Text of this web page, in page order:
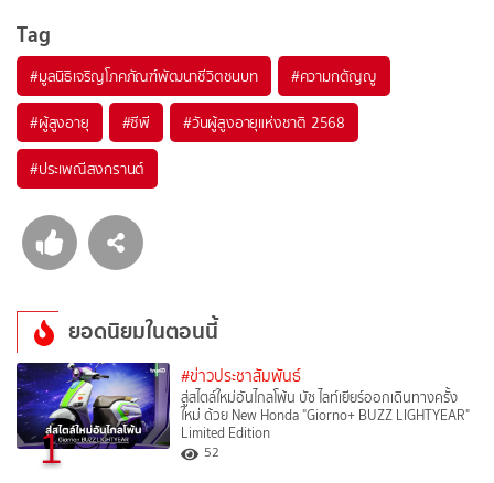
Tag
#มูลนิธิเจริญโภคภัณฑ์พัฒนาชีวิตชนบท #ความกตัญญู
#ผู้สูงอายุ #ซีพี #วันผู้สูงอายุแห่งชาติ 2568
#ประเพณีสงกรานต์
ยอดนิยมในตอนนี้
1
#ข่าวประชาสัมพันธ์
สู่สไตล์ใหม่อันไกลโพ้น บัซ ไลท์เยียร์ออกเดินทางครั้ง
ใหม่ ด้วย New Honda "Giorno+ BUZZ LIGHTYEAR"
Limited Edition
52